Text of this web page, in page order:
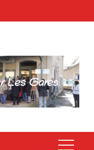
GARES